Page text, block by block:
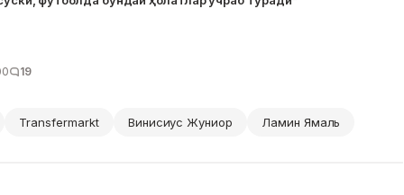
19
Transfermarkt Винисиус Жуниор Ламин Ямаль